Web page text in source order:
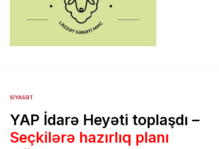
SIYASƏT
YAP İdarə Heyəti toplaşdı –
Seçkilərə hazırlıq planı